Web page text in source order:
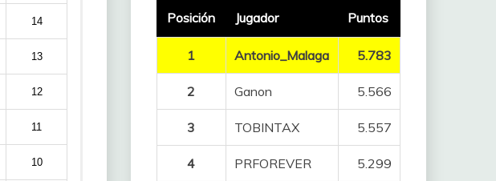
14
13
12
11
10
Posición Jugador Puntos
1 Antonio_Malaga 5.783
2 Ganon 5.566
3 TOBINTAX 5.557
4 PRFOREVER 5.299